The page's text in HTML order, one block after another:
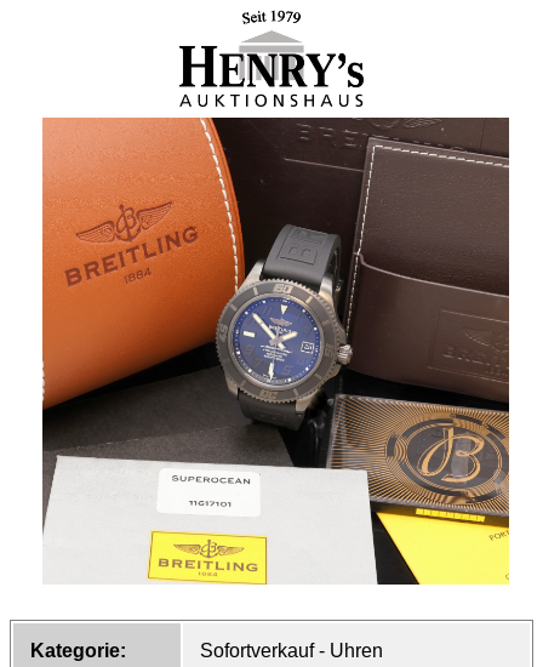
Kategorie: Sofortverkauf - Uhren